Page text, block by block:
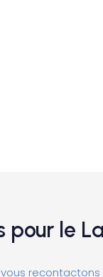
le
recontactons